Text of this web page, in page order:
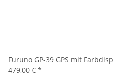
Furuno GP-39 GPS mit
479,00 € *